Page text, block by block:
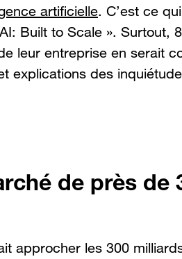
artificielle. C’est ce
Built to Scale ». Surtout,
leur entreprise en serait
explications des
de près de
approcher les 300